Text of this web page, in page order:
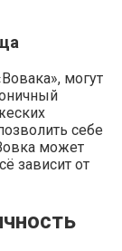
могут
себе
может
зависит от